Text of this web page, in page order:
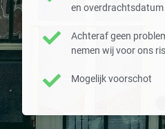
en overdrachtsdatum
Achteraf geen
nemen wij voor ons
Mogelijk voorschot